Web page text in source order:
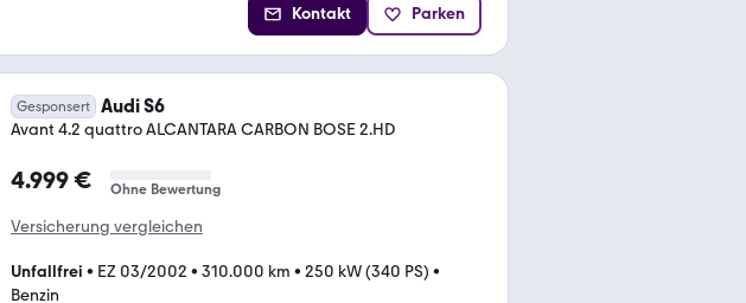
Kontakt Parken
Gesponsert Audi S6
Avant 4.2 quattro ALCANTARA CARBON BOSE 2.HD
4.999 € Ohne Bewertung
Versicherung vergleichen
Unfallfrei • EZ 03/2002 • 310.000 km • 250 kW (340 PS) •
Benzin